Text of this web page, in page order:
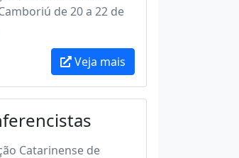
de 20 a 22 de
Veja mais
Catarinense de